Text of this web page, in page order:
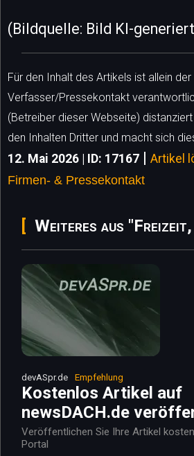
(Bildquelle: Bild KI-
Für den Inhalt des Artikels ist allein der
Verfasser/Pressekontakt
(Betreiber dieser Webseite)
den Inhalten Dritter und macht sich
12. Mai 2026 | ID: 17167 | Artikel
Firmen- & Pressekontakt
Weiteres aus
devASpr.de Empfehlung
Kostenlos Artikel auf
newsDACH.de
Veröffentlichen Sie Ihre Artikel
Portal